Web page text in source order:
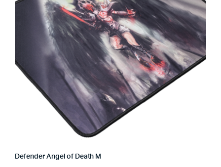
Defender Angel of Death M